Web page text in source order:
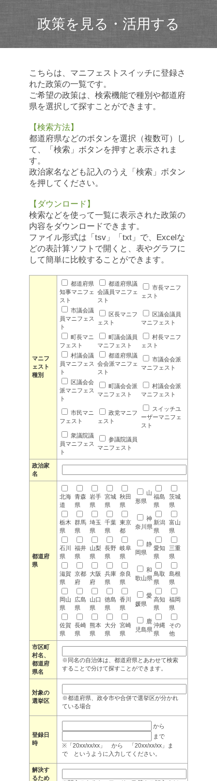
政策を見る・活用する
こちらは、マニフェストスイッチに登録さ
れた政策の一覧です。
ご希望の政策は、検索機能で種別や都道府
県を選択して探すことができます。
【検索方法】
都道府県などのボタンを選択（複数可）し
て、「検索」ボタンを押すと表示されま
す。
政治家名なども記入のうえ「検索」ボタン
を押してください。
【ダウンロード】
検索などを使って一覧に表示された政策の
内容をダウンロードできます。
ファイル形式は「tsv」「txt」で、Excelな
どの表計算ソフトで開くと、表やグラフに
して簡単に比較することができます。
マニフ
ェスト
種別
都道府県
知事マニフェ
スト
都道府県議
会議員マニフェ
スト
市長マニフ
ェスト
市議会議
員マニフェス
ト
区長マニフ
ェスト
区議会議員
マニフェスト
町長マニ
フェスト
町議会議員
マニフェスト
村長マニフ
ェスト
村議会議
員マニフェス
ト
都道府県議
会会派マニフェ
スト
市議会会派
マニフェスト
区議会会
派マニフェス
ト
町議会会派
マニフェスト
村議会会派
マニフェスト
市民マニ
フェスト
政党マニフ
ェスト
スイッチユ
ーザーマニフェ
スト
衆議院議
員マニフェス
ト
参議院議員
マニフェスト
政治家
名
都道府
県
北海
道
青森
県
岩手
県
宮城
県
秋田
県
山
形県
福島
県
茨城
県
栃木
県
群馬
県
埼玉
県
千葉
県
東京
都
神
奈川県
新潟
県
富山
県
石川
県
福井
県
山梨
県
長野
県
岐阜
県
静
岡県
愛知
県
三重
県
滋賀
県
京都
府
大阪
府
兵庫
県
奈良
県
和
歌山県
鳥取
県
島根
県
岡山
県
広島
県
山口
県
徳島
県
香川
県
愛
媛県
高知
県
福岡
県
佐賀
県
長崎
県
熊本
県
大分
県
宮崎
県
鹿
児島県
沖縄
県
その
他
市区町
村名、
都道府
県名
※同名の自治体は、都道府県とあわせて検索
することで分けて探すことができます。
対象の
選挙区
※都道府県、政令市や合併で選挙区が分かれ
ている場合
登録日
時
から
まで
※「20xx/xx/xx」 から 「20xx/xx/xx」ま
で というように入力してください。
解決す
るため